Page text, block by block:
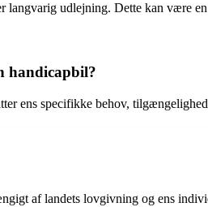
udlejning. Dette kan være
handicapbil?
ens specifikke behov,
af landets lovgivning og ens